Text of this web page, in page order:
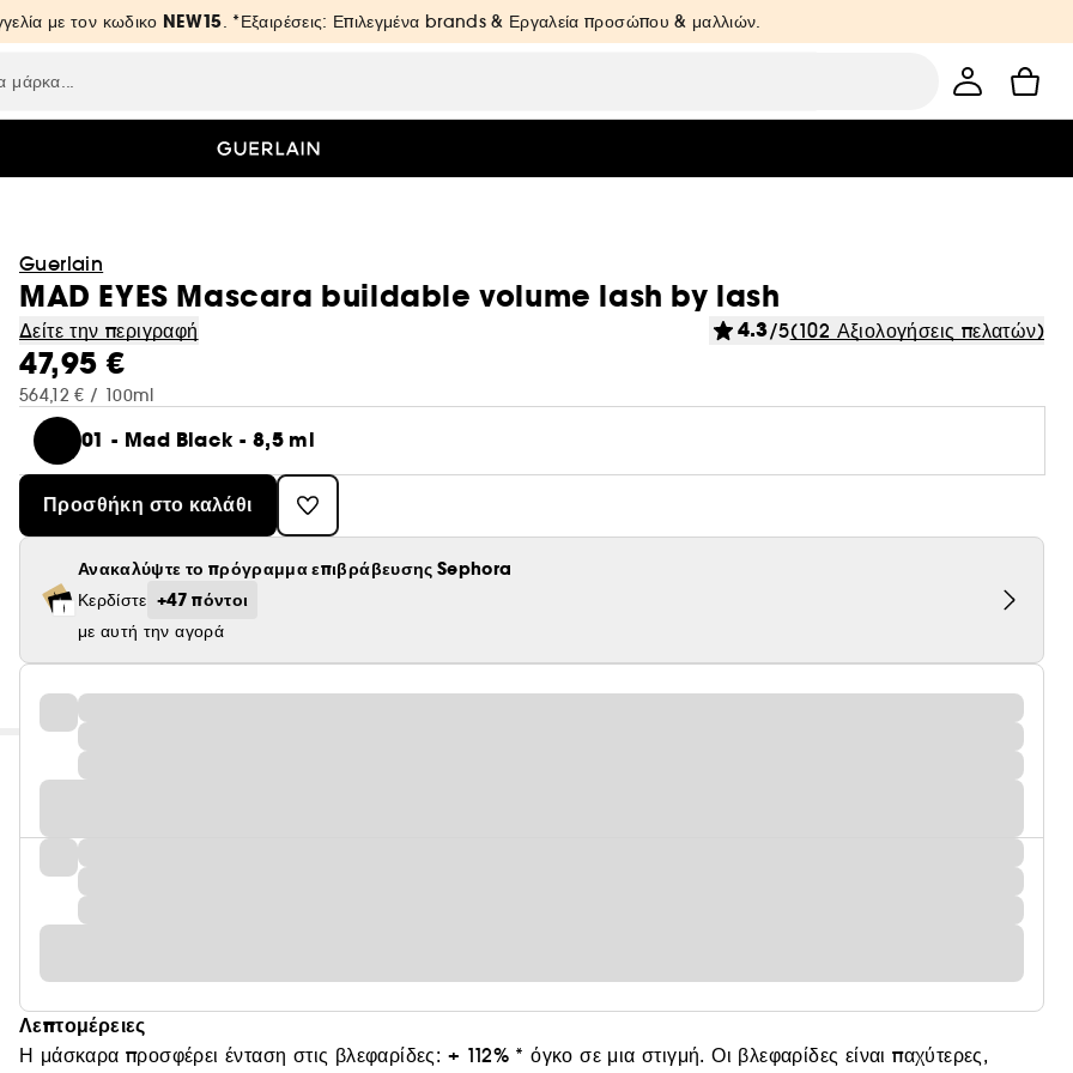
με τον κωδικο NEW15. *Εξαιρέσεις: Επιλεγμένα brands & Εργαλεία προσώπου & μαλλιών.
Guerlain
MAD EYES Mascara buildable volume lash by lash
Δείτε την περιγραφή 4.3/5(102 Αξιολογήσεις πελατών)
47,95 €
564,12 € / 100ml
01 - Mad Black - 8,5 ml
Προσθήκη στο καλάθι
Ανακαλύψτε το πρόγραμμα επιβράβευσης Sephora
Κερδίστε +47 πόντοι
με αυτή την αγορά
Λεπτομέρειες
Η μάσκαρα προσφέρει ένταση στις βλεφαρίδες: + 112% * όγκο σε μια στιγμή. Οι βλεφαρίδες είναι παχύτερες,